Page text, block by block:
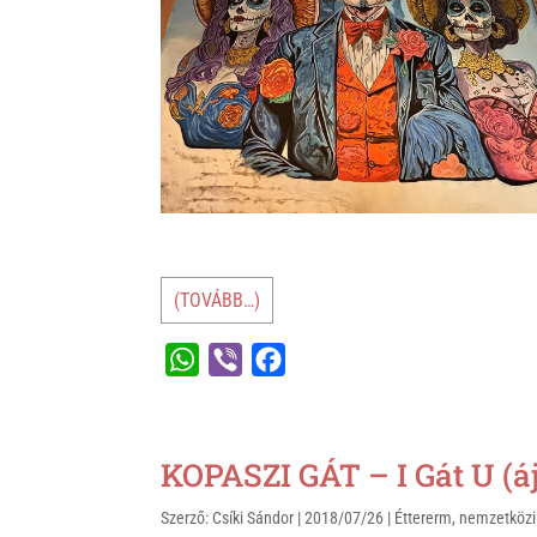
(TOVÁBB…)
W
t
s
A
e
r
e
b
o
KOPASZI GÁT – I Gát U
Szerző: Csíki Sándor |2018/07/26 | Éttererm,